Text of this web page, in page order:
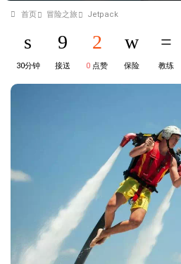
首页 冒险之旅 Jetpack
30分钟 接送 0 点赞 保险 教练